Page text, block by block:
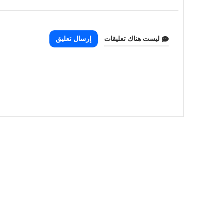
ليست هناك تعليقات إرسال تعليق